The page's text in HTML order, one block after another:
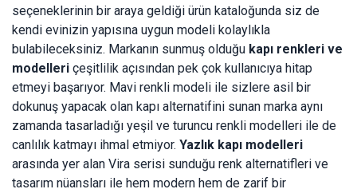
seçeneklerinin bir araya geldiği ürün kataloğunda siz de
kendi evinizin yapısına uygun modeli kolaylıkla
bulabileceksiniz. Markanın sunmuş olduğu kapı renkleri ve
modelleri çeşitlilik açısından pek çok kullanıcıya hitap
etmeyi başarıyor. Mavi renkli modeli ile sizlere asil bir
dokunuş yapacak olan kapı alternatifini sunan marka aynı
zamanda tasarladığı yeşil ve turuncu renkli modelleri ile de
canlılık katmayı ihmal etmiyor. Yazlık kapı modelleri
arasında yer alan Vira serisi sunduğu renk alternatifleri ve
tasarım nüansları ile hem modern hem de zarif bir